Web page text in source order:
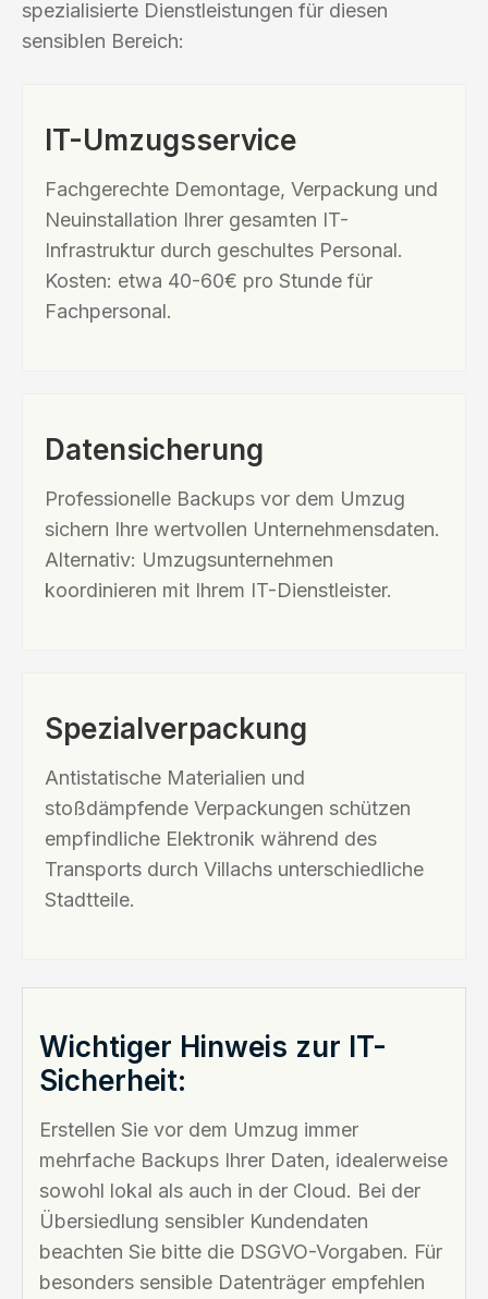
spezialisierte Dienstleistungen für diesen
sensiblen Bereich:
IT-Umzugsservice
Fachgerechte Demontage, Verpackung und
Neuinstallation Ihrer gesamten IT-
Infrastruktur durch geschultes Personal.
Kosten: etwa 40-60€ pro Stunde für
Fachpersonal.
Datensicherung
Professionelle Backups vor dem Umzug
sichern Ihre wertvollen Unternehmensdaten.
Alternativ: Umzugsunternehmen
koordinieren mit Ihrem IT-Dienstleister.
Spezialverpackung
Antistatische Materialien und
stoßdämpfende Verpackungen schützen
empfindliche Elektronik während des
Transports durch Villachs unterschiedliche
Stadtteile.
Wichtiger Hinweis zur IT-
Sicherheit:
Erstellen Sie vor dem Umzug immer
mehrfache Backups Ihrer Daten, idealerweise
sowohl lokal als auch in der Cloud. Bei der
Übersiedlung sensibler Kundendaten
beachten Sie bitte die DSGVO-Vorgaben. Für
besonders sensible Datenträger empfehlen